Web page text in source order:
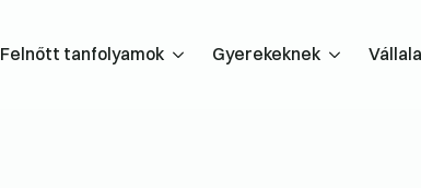
Felnőtt tanfolyamok Gyerekeknek